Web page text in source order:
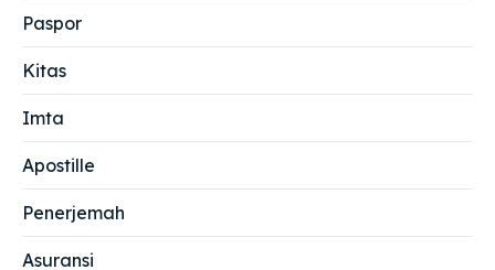
Paspor
Kitas
Imta
Apostille
Penerjemah
Asuransi